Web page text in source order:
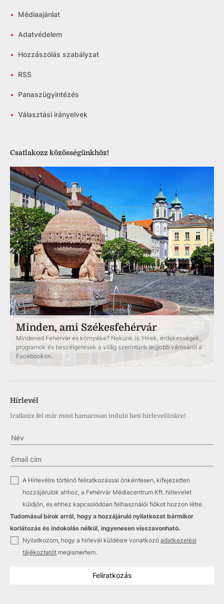
• Médiaajánlat
• Adatvédelem
• Hozzászólás szabályzat
• RSS
• Panaszügyintézés
• Választási irányelvek
Csatlakozz közösségünkhöz!
Minden, ami Székesfehérvár
Mindened Fehérvár és környéke? Nekünk is. Hírek, érdekességek,
programok és beszélgetések a világ szerintünk legjobb városáról a
Facebookon.
Hírlevél
Iratkozz fel már most hamarosan induló heti hírlevelünkre!
A Hírlevélre történő feliratkozással önkéntesen, kifejezetten
hozzájárulok ahhoz, a Fehérvár Médiacentrum Kft. hírlevelet
küldjön, és ehhez kapcsolódóan felhasználói fiókot hozzon létre.
Tudomásul bírok arról, hogy a hozzájáruló nyilatkozat bármikor
korlátozás és indokolás nélkül, ingyenesen visszavonható.
Nyilatkozom, hogy a hírlevél küldésre vonatkozó adatkezelési
tájékoztatót megismertem.
Feliratkozás